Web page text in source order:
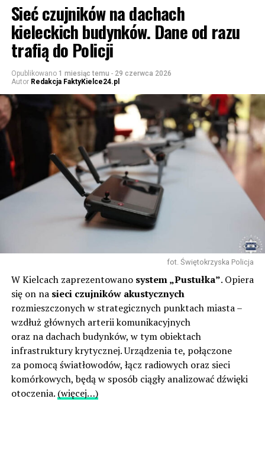
Sieć czujników na dachach
kieleckich budynków. Dane od razu
trafią do Policji
Opublikowano 1 miesiąc temu - 29 czerwca 2026
Autor Redakcja FaktyKielce24.pl
fot. Świętokrzyska Policja
W Kielcach zaprezentowano system „Pustułka”. Opiera
się on na sieci czujników akustycznych
rozmieszczonych w strategicznych punktach miasta –
wzdłuż głównych arterii komunikacyjnych
oraz na dachach budynków, w tym obiektach
infrastruktury krytycznej. Urządzenia te, połączone
za pomocą światłowodów, łącz radiowych oraz sieci
komórkowych, będą w sposób ciągły analizować dźwięki
otoczenia. (więcej…)